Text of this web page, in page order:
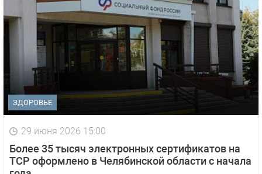
ЗДОРОВЬЕ
29 июня 2026 15:00
Более 35 тысяч электронных сертификатов на
ТСР оформлено в Челябинской области с начала